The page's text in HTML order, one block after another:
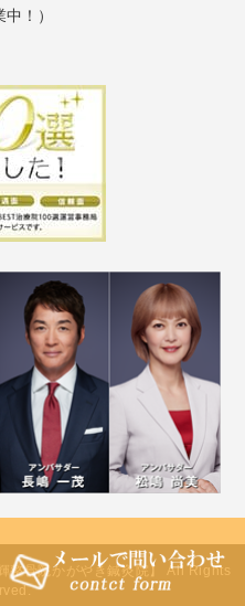
！）
骨院かがやき鍼灸院】 All Rights